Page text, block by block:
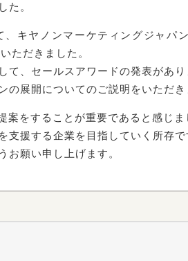
た。
キヤノンマーケティングジャパ
ただきました。
、セールスアワードの発表があり
展開についてのご説明をいただき
をすることが重要であると感じま
援する企業を目指していく所存で
お願い申し上げます。